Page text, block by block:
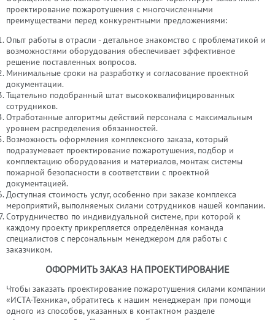
проектирование пожаротушения с многочисленными
преимуществами перед конкурентными предложениями:
Опыт работы в отрасли - детальное знакомство с проблематикой и
возможностями оборудования обеспечивает эффективное
решение поставленных вопросов.
Минимальные сроки на разработку и согласование проектной
документации.
Тщательно подобранный штат высококвалифицированных
сотрудников.
Отработанные алгоритмы действий персонала с максимальным
уровнем распределения обязанностей.
Возможность оформления комплексного заказа, который
подразумевает проектирование пожаротушения, подбор и
комплектацию оборудования и материалов, монтаж системы
пожарной безопасности в соответствии с проектной
документацией.
Доступная стоимость услуг, особенно при заказе комплекса
мероприятий, выполняемых силами сотрудников нашей компании.
Сотрудничество по индивидуальной системе, при которой к
каждому проекту прикрепляется определённая команда
специалистов с персональным менеджером для работы с
заказчиком.
ОФОРМИТЬ ЗАКАЗ НА ПРОЕКТИРОВАНИЕ
Чтобы заказать проектирование пожаротушения силами компании
«ИСТА-Техника», обратитесь к нашим менеджерам при помощи
одного из способов, указанных в контактном разделе